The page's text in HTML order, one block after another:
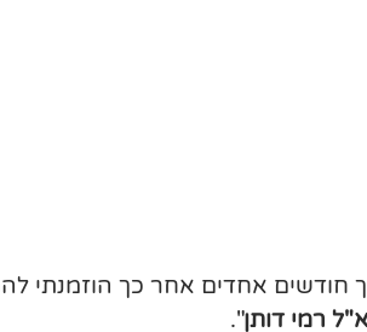
חודשים אחדים אחר כך הוזמנתי
רמי דותן".